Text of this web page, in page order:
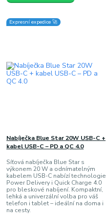
Expresní expedice 🚀
Nabíječka Blue Star 20W USB-C +
kabel USB-C – PD a QC 4.0
Síťová nabíječka Blue Star s
výkonem 20 W a odnímatelným
kabelem USB-C nabízí technologie
Power Delivery i Quick Charge 4.0
pro bleskové nabíjení. Kompaktní,
lehká a univerzální volba pro váš
telefon i tablet – ideální na doma i
na cesty.